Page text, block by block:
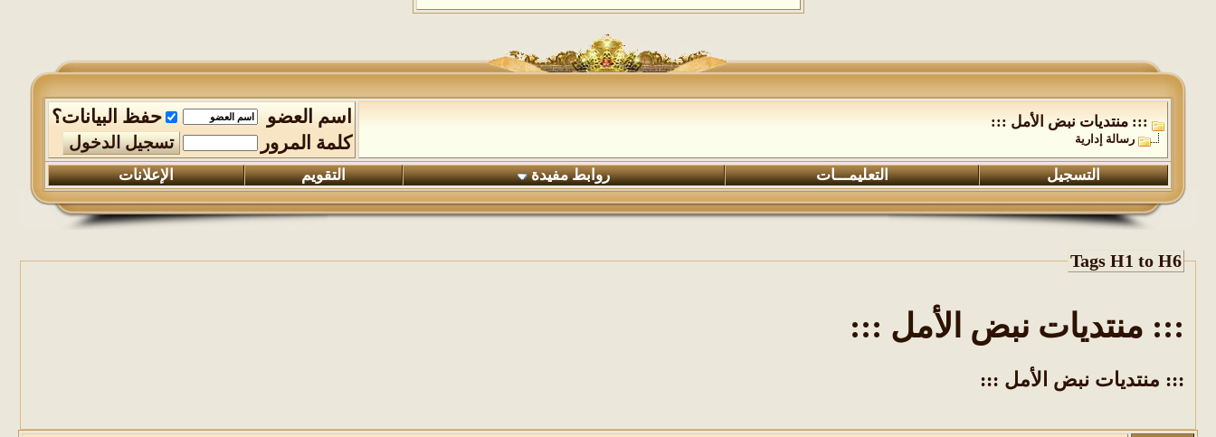
::: منتديات نبض الأمل :::
رسالة إدارية
اسم العضو
حفظ البيانات؟
كلمة المرور
التسجيل التعليمـــات روابط مفيدة التقويم الإعلانات
Tags H1 to H6
::: منتديات نبض الأمل :::
::: منتديات نبض الأمل :::